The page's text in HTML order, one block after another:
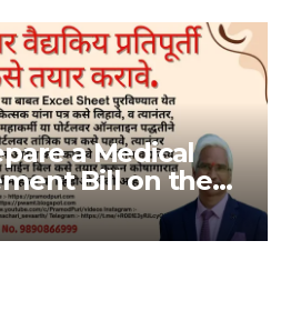
a Medical
Bill on the